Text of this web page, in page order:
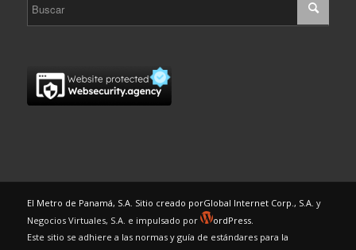
El Metro de Panamá, S.A. Sitio creado porGlobal Internet Corp., S.A. y
Negocios Virtuales, S.A. e impulsado por
ordPress.
Este sitio se adhiere a las normas y guía de estándares para la